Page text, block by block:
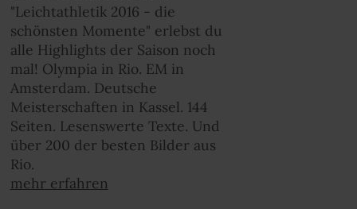
"Leichtathletik 2016 - die
schönsten Momente" erlebst du
alle Highlights der Saison noch
mal! Olympia in Rio. EM in
Amsterdam. Deutsche
Meisterschaften in Kassel. 144
Seiten. Lesenswerte Texte. Und
über 200 der besten Bilder aus
Rio.
mehr erfahren